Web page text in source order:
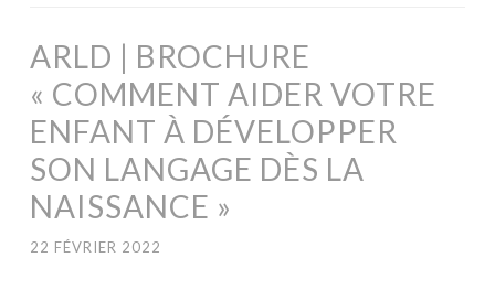
ARLD | BROCHURE
« COMMENT AIDER VOTRE
ENFANT À DÉVELOPPER
SON LANGAGE DÈS LA
NAISSANCE »
22 FÉVRIER 2022